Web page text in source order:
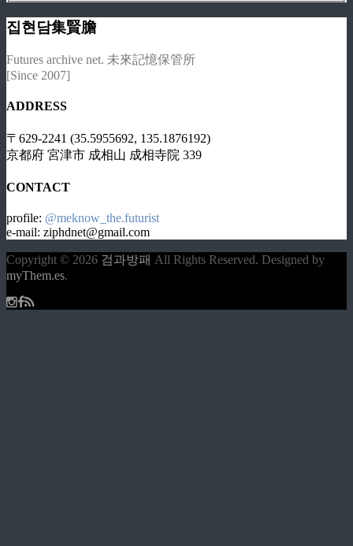
집현담集賢膽
Futures archive net. 未來記憶保管所
[Since 2007]
ADDRESS
〒629-2241 (35.5955692, 135.1876192)
京都府 宮津市 成相山 成相寺院 339
CONTACT
profile: @meknow_the.futurist
e-mail: ziphdnet@gmail.com
Copyright © 2026 검과방패 All Rights Reserved. Designed by
myThem.es.